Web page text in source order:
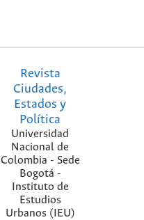
Revista
Ciudades,
Estados y
Política
Universidad
Nacional de
Colombia - Sede
Bogotá -
Instituto de
Estudios
Urbanos (IEU)